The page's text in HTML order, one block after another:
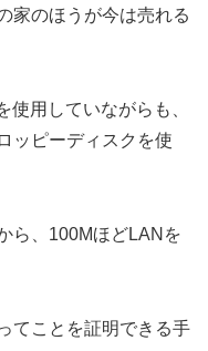
家のほうが今は売れる
用していながらも、
ッピーディスクを使
ら、100MほどLANを
てことを証明できる手